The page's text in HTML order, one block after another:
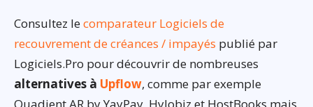
Consultez lecomparateur Logiciels de
recouvrement de créances / impayés publié par
Logiciels.Pro pour découvrir de nombreuses
alternatives à Upflow, comme par exemple